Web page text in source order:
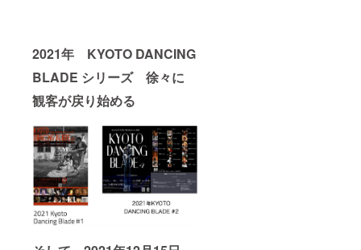
2021年 KYOTO DANCING
BLADE シリーズ 徐々に
観客が戻り始める